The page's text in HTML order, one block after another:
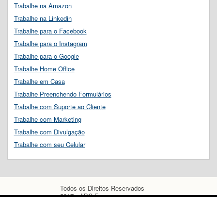
Trabalhe na Amazon
Trabalhe na Linkedin
Trabalhe para o Facebook
Trabalhe para o Instagram
Trabalhe para o Google
Trabalhe Home Office
Trabalhe em Casa
Trabalhe Preenchendo Formulários
Trabalhe com Suporte ao Cliente
Trabalhe com Marketing
Trabalhe com Divulgação
Trabalhe com seu Celular
Todos os Direitos Reservados